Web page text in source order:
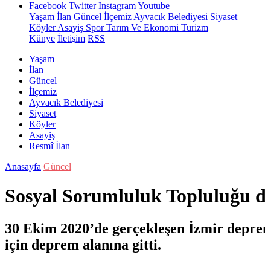
Facebook Twitter InstagramYoutube
Yaşam İlan Güncel İlçemiz Ayvacık Belediyesi Siyaset
KöylerAsayiş SporTarım Ve Ekonomi Turizm
Künye İletişim RSS
Yaşam
İlan
Güncel
İlçemiz
Ayvacık Belediyesi
Siyaset
Köyler
Asayiş
Resmî İlan
Anasayfa Güncel
Sosyal Sorumluluk Topluluğu
30 Ekim 2020’de gerçekleşen İzmir
için deprem alanına gitti.